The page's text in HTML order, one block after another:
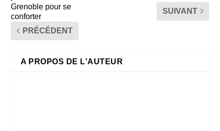
Grenoble pour se
conforter
PRÉCÉDENT
SUIVANT
A PROPOS DE L'AUTEUR